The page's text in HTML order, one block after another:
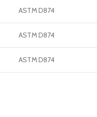
ASTM D874
ASTM D874
ASTM D874